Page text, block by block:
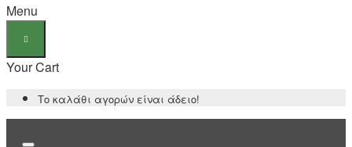
Menu
Your Cart
Το καλάθι αγορών είναι άδειο!